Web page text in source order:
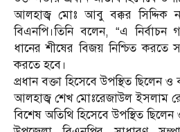
আলহাজ্ব মোঃ আবু বক্কর সিদ্দিক
বিএনপি।তিনি বলেন, “এ নির্বাচন
ধানের শীষের বিজয় নিশ্চিত
করতে হবে।
প্রধান বক্তা হিসেবে উপস্থিত ছিলেন ও
আলহাজ্ব শেখ মোঃরেজাউল ইসলাম
বিশেষ অতিথি হিসেবে উপস্থিত ছিলেন